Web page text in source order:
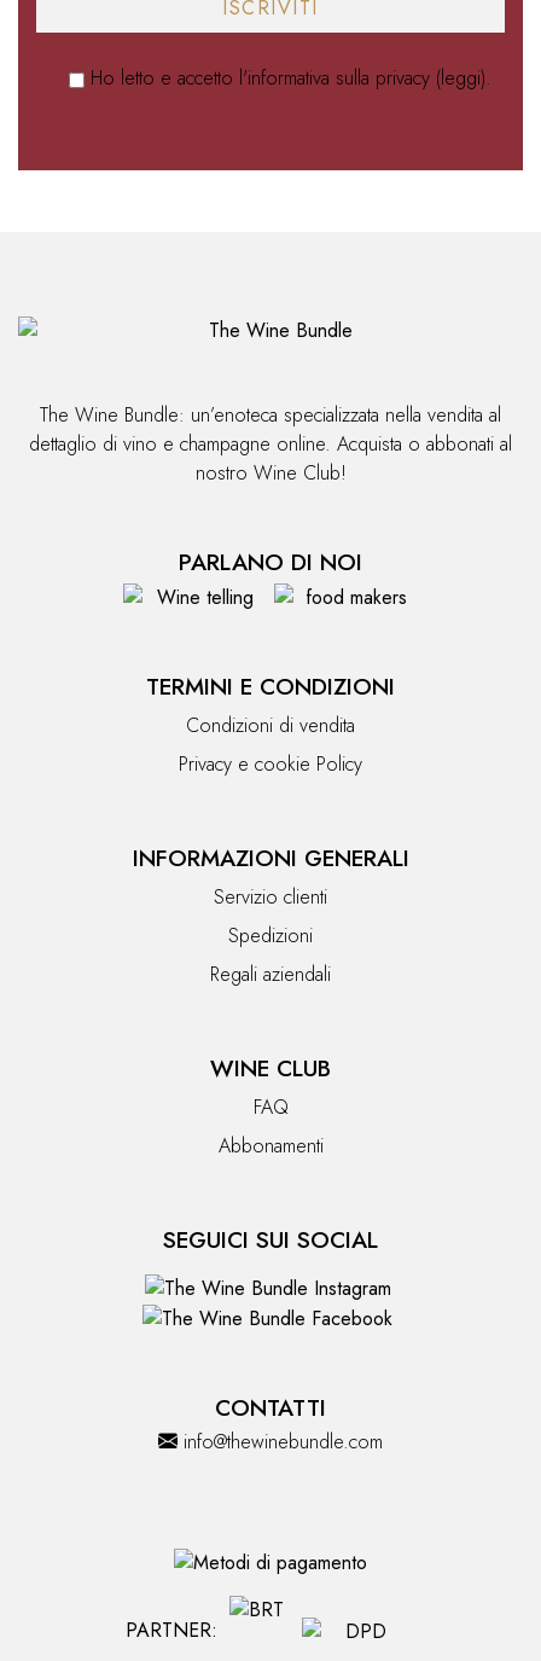
Ho letto e accetto l'informativa sulla privacy (leggi).
The Wine Bundle: un’enoteca specializzata nella vendita al
dettaglio di vino e champagne online. Acquista o abbonati al
nostro Wine Club!
PARLANO DI NOI
TERMINI E CONDIZIONI
Condizioni di vendita
Privacy e cookie Policy
INFORMAZIONI GENERALI
Servizio clienti
Spedizioni
Regali aziendali
WINE CLUB
FAQ
Abbonamenti
SEGUICI SUI SOCIAL
CONTATTI
info@thewinebundle.com
PARTNER: